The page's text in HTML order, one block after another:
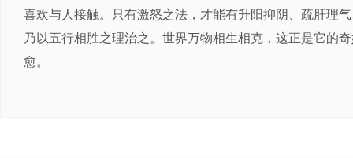
喜欢与人接触。只有激怒之法，才能有升阳抑阴、疏肝理
乃以五行相胜之理治之。世界万物相生相克，这正是它的
愈。